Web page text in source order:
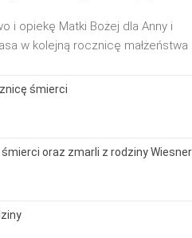
i opiekę Matki Bożej dla Anny i
w kolejną rocznicę małżeństwa
śmierci
oraz zmarli z rodziny